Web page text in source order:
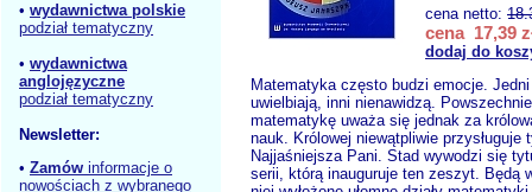
• wydawnictwa polskie
podział tematyczny
• wydawnictwa
anglojęzyczne
podział tematyczny
Newsletter:
• Zamów informacje o
nowościach z wybranego
cena netto:
cena 17,39
dodaj do
Matematyka często budzi emocje.
uwielbiają, inni nienawidzą. Powszechnie
matematykę uważa się jednak za
nauk. Królowej niewątpliwie przysługuje
Najjaśniejsza Pani. Stad wywodzi się
serii, którą inauguruje ten zeszyt. Będą